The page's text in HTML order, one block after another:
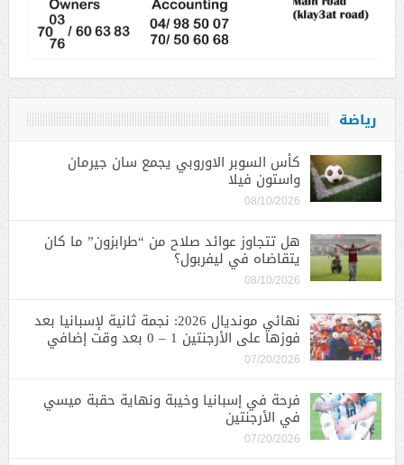
رياضة
كأس السوبر الاوروبي يجمع سان جيرمان
واستون فيلا
08/10/2026
هل تتجاوز عوائد صلاح من “طرابزون” ما كان
يتقاضاه في ليفربول؟
08/10/2026
نهائي مونديال 2026: نجمة ثانية لإسبانيا بعد
فوزها على الأرجنتين 1 – 0 بعد وقت إضافي
07/20/2026
فرحة في إسبانيا وخيبة ونهاية حقبة ميسي
في الأرجنتين
07/20/2026